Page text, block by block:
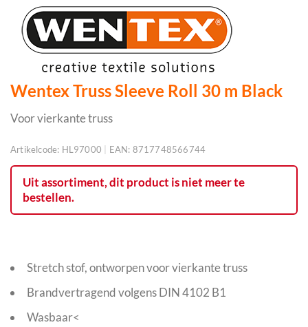
Wentex Truss Sleeve Roll 30 m Black
Voor vierkante truss
Artikelcode: HL97000 EAN: 8717748566744
Uit assortiment, dit product is niet meer te
bestellen.
Stretch stof, ontworpen voor vierkante truss
Brandvertragend volgens DIN 4102 B1
Wasbaar<